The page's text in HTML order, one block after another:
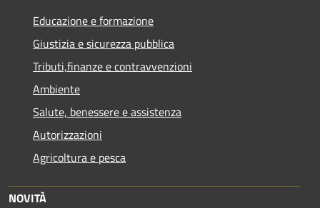
Educazione e formazione
Giustizia e sicurezza pubblica
Tributi,finanze e contravvenzioni
Ambiente
Salute, benessere e assistenza
Autorizzazioni
Agricoltura e pesca
NOVITÀ